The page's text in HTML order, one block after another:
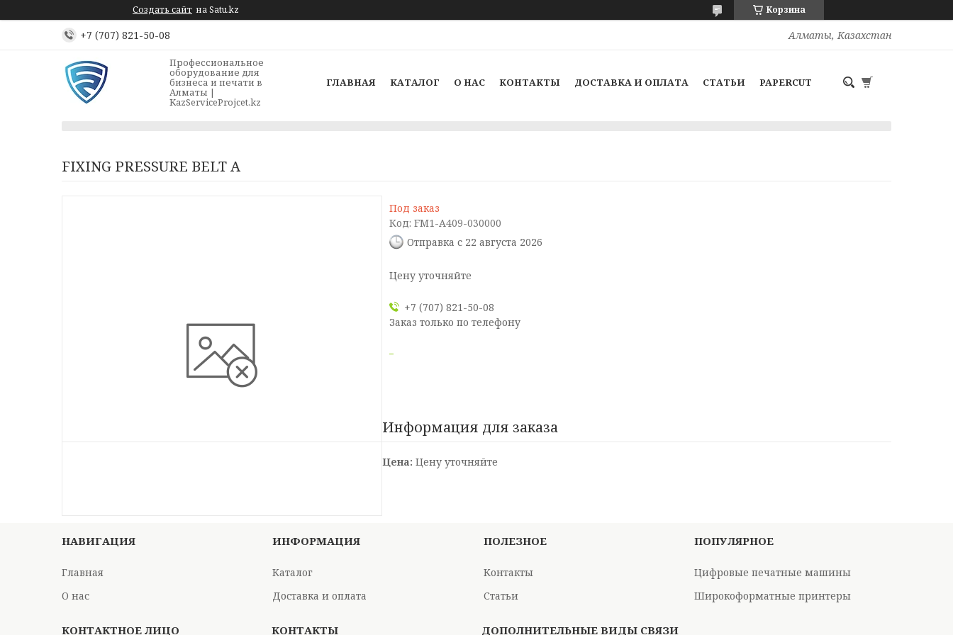
Создать сайт на Satu.kz Корзина
+7 (707) 821-50-08 Алматы, Казахстан
Профессиональное
оборудование для
бизнеса и печати в
Алматы |
KazServiceProjcet.kz
ГЛАВНАЯ КАТАЛОГ О НАС КОНТАКТЫ ДОСТАВКА И ОПЛАТА СТАТЬИ PAPERCUT
FIXING PRESSURE BELT A
Под заказ
Код: FM1-A409-030000
Отправка с 22 августа 2026
Цену уточняйте
+7 (707) 821-50-08
Заказ только по телефону
Информация для заказа
Цена: Цену уточняйте
НАВИГАЦИЯ
Главная
О нас
ИНФОРМАЦИЯ
Каталог
Доставка и оплата
ПОЛЕЗНОЕ
Контакты
Статьи
ПОПУЛЯРНОЕ
Цифровые печатные машины
Широкоформатные принтеры